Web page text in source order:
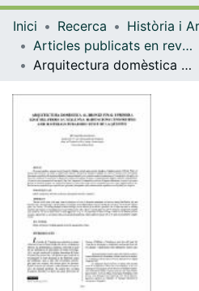
Inici Recerca
Història i
Articles publicats en revistes (Història i Arqueologia)
Arquitectura domèstica al Bronze Final i Primera Edat del Ferro a Catalunya: habitacions construïdes amb materials duradors: estat de la qüestió